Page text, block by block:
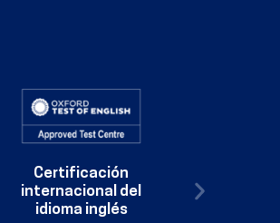
Certificación
internacional del
idioma inglés